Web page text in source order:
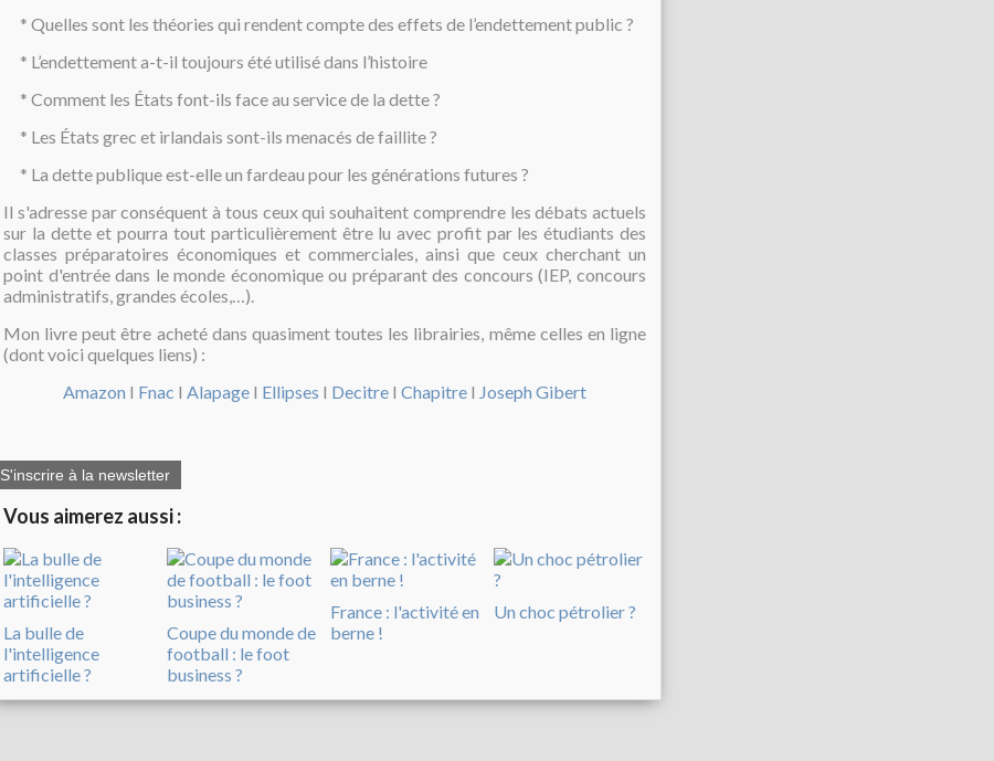
* Quelles sont les théories qui rendent compte des effets de l’endettement public ?
* L’endettement a-t-il toujours été utilisé dans l’histoire
* Comment les États font-ils face au service de la dette ?
* Les États grec et irlandais sont-ils menacés de faillite ?
* La dette publique est-elle un fardeau pour les générations futures ?
Il s'adresse par conséquent à tous ceux qui souhaitent comprendre les débats actuels
sur la dette et pourra tout particulièrement être lu avec profit par les étudiants des
classes préparatoires économiques et commerciales, ainsi que ceux cherchant un
point d'entrée dans le monde économique ou préparant des concours (IEP, concours
administratifs, grandes écoles,…).
Mon livre peut être acheté dans quasiment toutes les librairies, même celles en ligne
(dont voici quelques liens) :
Amazon I Fnac I Alapage I Ellipses I Decitre I Chapitre I Joseph Gibert
S'inscrire à la newsletter
Vous aimerez aussi :
La bulle de
l'intelligence
artificielle ?
Coupe du monde de
football : le foot
business ?
France : l'activité en
berne !
Un choc pétrolier ?